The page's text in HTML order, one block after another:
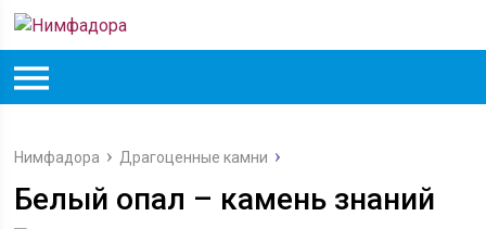
Нимфадора Драгоценные камни
Белый опал – камень знаний